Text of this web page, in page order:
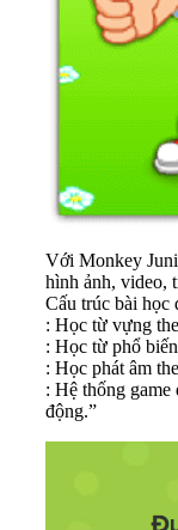
Với Monkey
hình ảnh, video,
Cấu trúc bài học
: Học từ vựng
: Học từ phổ biến
: Học phát âm
: Hệ thống
động.”